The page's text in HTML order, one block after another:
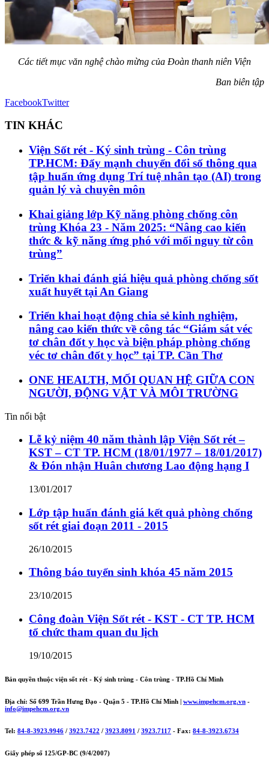
Các tiết mục văn nghệ chào mừng của Đoàn thanh niên Viện
Ban biên tập
FacebookTwitter
TIN KHÁC
Viện Sốt rét - Ký sinh trùng - Côn trùng
TP.HCM: Đẩy mạnh chuyển đổi số thông qua
tập huấn ứng dụng Trí tuệ nhân tạo (AI) trong
quản lý và chuyên môn
Khai giảng lớp Kỹ năng phòng chống côn
trùng Khóa 23 - Năm 2025: “Nâng cao kiến
thức & kỹ năng ứng phó với mối nguy từ côn
trùng”
Triển khai đánh giá hiệu quả phòng chống sốt
xuất huyết tại An Giang
Triển khai hoạt động chia sẻ kinh nghiệm,
nâng cao kiến thức về công tác “Giám sát véc
tơ chân đốt y học và biện pháp phòng chống
véc tơ chân đốt y học” tại TP. Cần Thơ
ONE HEALTH, MỐI QUAN HỆ GIỮA CON
NGƯỜI, ĐỘNG VẬT VÀ MÔI TRƯỜNG
Tin nổi bật
Lễ kỷ niệm 40 năm thành lập Viện Sốt rét –
KST – CT TP. HCM (18/01/1977 – 18/01/2017)
& Đón nhận Huân chương Lao động hạng I
13/01/2017
Lớp tập huấn đánh giá kết quả phòng chống
sốt rét giai đoạn 2011 - 2015
26/10/2015
Thông báo tuyển sinh khóa 45 năm 2015
23/10/2015
Công đoàn Viện Sốt rét - KST - CT TP. HCM
tổ chức tham quan du lịch
19/10/2015
Bản quyền thuộc viện sốt rét - Ký sinh trùng - Côn trùng - TP.Hồ Chí Minh
Địa chỉ: Số 699 Trần Hưng Đạo - Quận 5 - TP.Hồ Chí Minh | www.impehcm.org.vn -
info@impehcm.org.vn
Tel: 84-8-3923.9946 / 3923.7422 / 3923.8091 / 3923.7117 - Fax: 84-8-3923.6734
Giấy phép số 125/GP-BC (9/4/2007)